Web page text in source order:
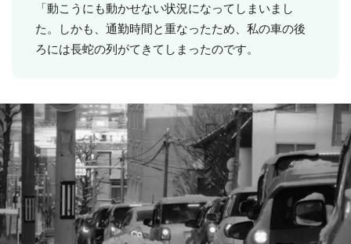
「動こうにも動かせない状況になってしまいまし
た。しかも、通勤時間と重なったため、私の車の後
ろには長蛇の列がてきてしまったのです。